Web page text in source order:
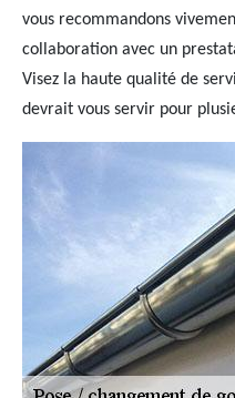
vous recommandons
collaboration avec un
Visez la haute qualité de
devrait vous servir pour